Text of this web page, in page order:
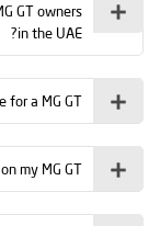
GT owners
in the UAE?
a MG GT?
my MG GT?